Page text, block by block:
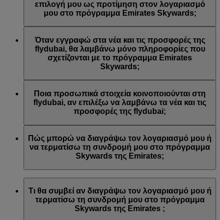
Emirates ή/και της flydubai. Οι προτιμήσεις επικοινωνίας σας
ενημερώθηκαν αναλόγως.
επιλογή μου ως προτίμηση στον λογαριασμό
μου στο πρόγραμμα Emirates Skywards;
χρησιμοποιήσατε είναι συνδεδεμένη με πολλούς αριθμούς
μελών του προγράμματος Emirates Skywards ή γιατί το
όνομα που δώσατε δεν αντιστοιχεί με το όνομα του
λογαριασμού σας στο πρόγραμμα Emirates Skywards.
Skywards και ενημερώστε τις εγγραφές σε λίστες email στις
Προσωπικές προτιμήσεις.
Όταν εγγραφώ στα νέα και τις προσφορές της
flydubai, θα λαμβάνω μόνο πληροφορίες που
σχετίζονται με το πρόγραμμα Emirates
Skywards;
συμπεριλαμβανομένων των προωθητικών ενεργειών από τη
flydubai και τη flydubai Holidays.
Ποια προσωπικά στοιχεία κοινοποιούνται στη
flydubai, αν επιλέξω να λαμβάνω τα νέα και τις
προσφορές της flydubai;
email σας προκειμένου να λαμβάνετε τέτοιου είδους
ενημερωτικά δελτία. Η flydubai είναι υπεύθυνη για την
επεξεργασία των προσωπικών σας στοιχείων σύμφωνα με
Πώς μπορώ να διαγράψω τον λογαριασμό μου ή
να τερματίσω τη συνδρομή μου στο πρόγραμμα
Skywards της Emirates;
τερματίσετε τη συνδρομή σας στο πρόγραμμα Skywards της
Emirates ανά πάσα στιγμή με τους εξής τρόπους:
Τι θα συμβεί αν διαγράψω τον λογαριασμό μου ή
τερματίσω τη συνδρομή μου στο πρόγραμμα
Skywards της Emirates ;